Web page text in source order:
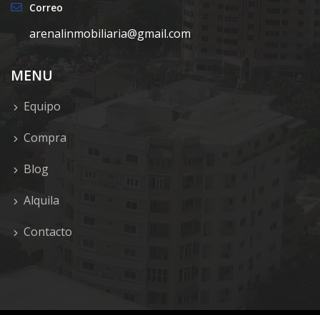
Correo
arenalinmobiliaria@gmail.com
MENU
Equipo
Compra
Blog
Alquila
Contacto